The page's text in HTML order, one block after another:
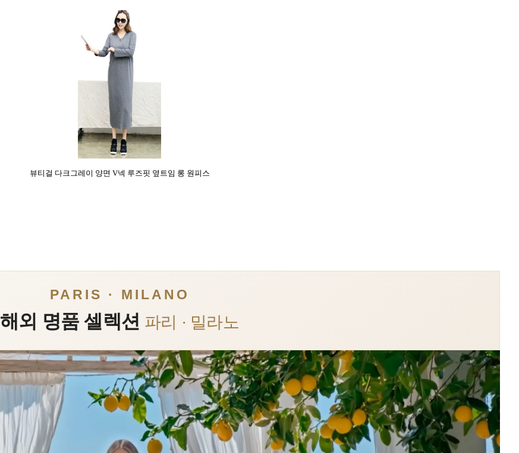
뷰티걸 다크그레이 양면 V넥 루즈핏 옆트임 롱 원피스
PARIS · MILANO
해외 명품 셀렉션 파리 · 밀라노